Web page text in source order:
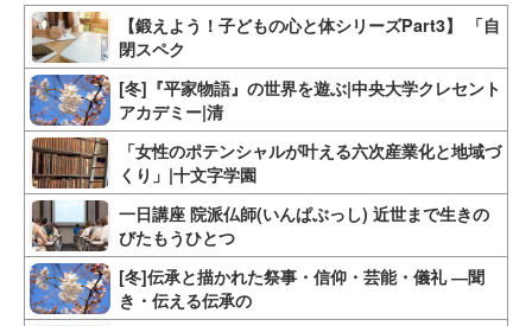
【鍛えよう！子どもの心と体シリーズPart3】 「自
閉スペク
[冬]『平家物語』の世界を遊ぶ|中央大学クレセント
アカデミー|清
「女性のポテンシャルが叶える六次産業化と地域づ
くり」|十文字学園
一日講座 院派仏師(いんぱぶっし) 近世まで生きの
びたもうひとつ
[冬]伝承と描かれた祭事・信仰・芸能・儀礼 ―聞
き・伝える伝承の